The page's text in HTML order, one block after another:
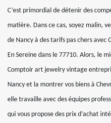
C’est primordial de détenir des
matière. Dans ce cas, soyez malin,
de Nancy à des tarifs pas chers
En Sereine dans le 77710. Alors, le
Comptoir art jewelry vintage
Nancy et la montrer vos biens à
elle travaille avec des équipes
qui vous propose des prix d’achat